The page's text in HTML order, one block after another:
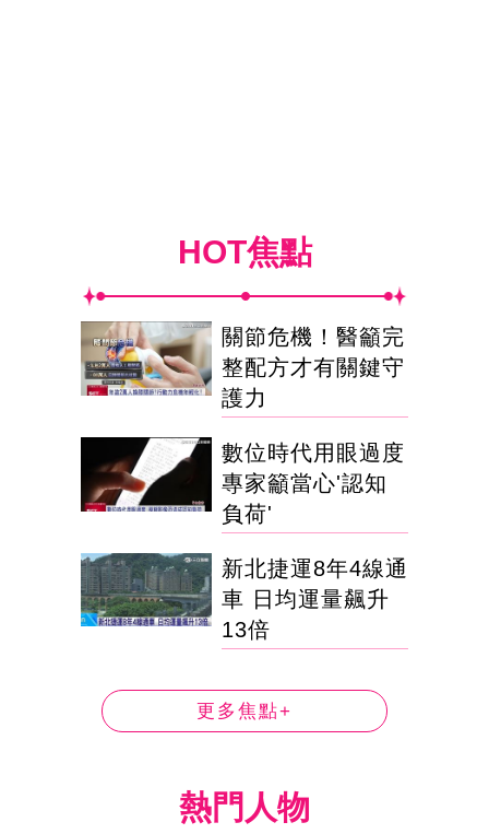
HOT焦點
關節危機！醫籲完
整配方才有關鍵守
護力
數位時代用眼過度
專家籲當心'認知
負荷'
新北捷運8年4線通
車 日均運量飆升
13倍
更多焦點+
熱門人物